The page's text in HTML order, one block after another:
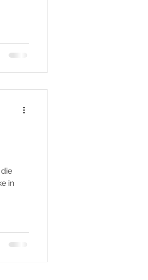
in